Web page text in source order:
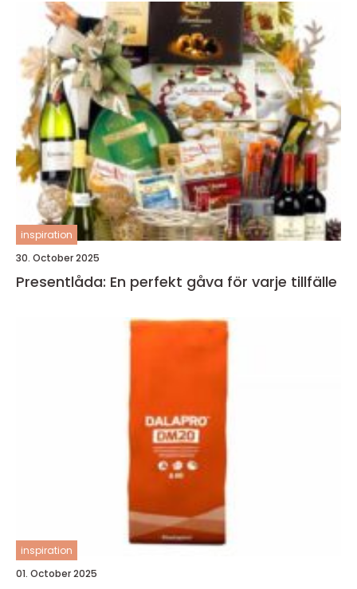
inspiration
30. October 2025
Presentlåda: En perfekt gåva för varje tillfälle
inspiration
01. October 2025